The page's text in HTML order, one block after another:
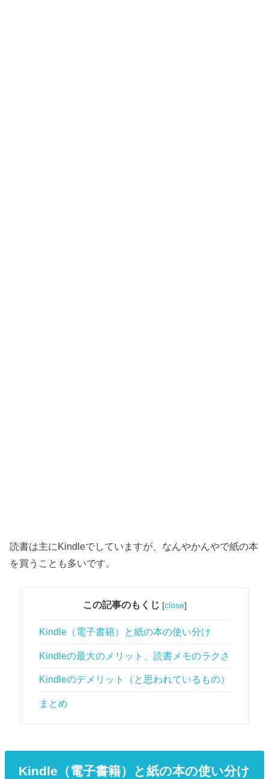
読書は主にKindleでしていますが、なんやかんやで紙の本
を買うことも多いです。
この記事のもくじ [close]
Kindle（電子書籍）と紙の本の使い分け
Kindleの最大のメリット、読書メモのラクさ
Kindleのデメリット（と思われているもの）
まとめ
Kindle（電子書籍）と紙の本の使い分け